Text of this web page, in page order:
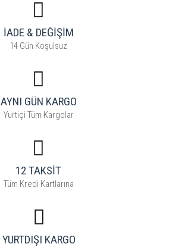
İADE & DEĞİŞİM
14 Gün Koşulsuz
AYNI GÜN KARGO
Yurtiçi Tüm Kargolar
12 TAKSİT
Tüm Kredi Kartlarına
YURTDIŞI KARGO